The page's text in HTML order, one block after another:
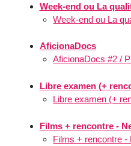
Week-end ou La
Week-end ou La
AficionaDocs
AficionaDocs #2 /
Libre examen (+
Libre examen (+
Films + rencontre -
Films + rencontre -